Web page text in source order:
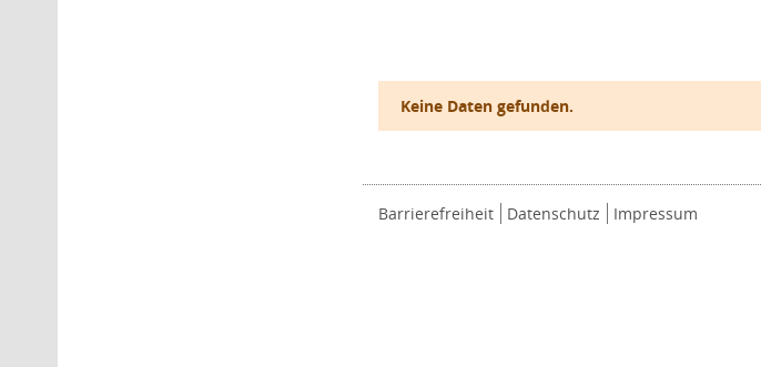
Keine Daten gefunden.
Barrierefreiheit Datenschutz Impressum